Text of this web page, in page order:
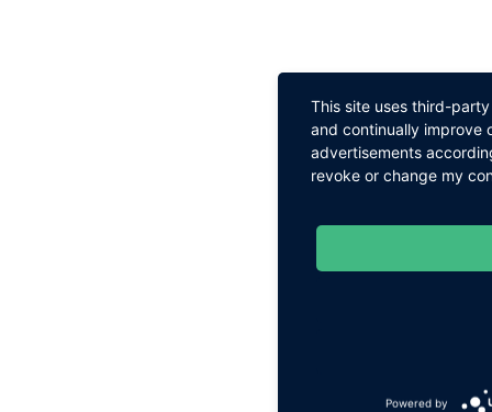
This site uses third-
and continually improve
advertisements
revoke or change my
Powered by